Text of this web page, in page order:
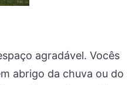
agradável. Vocês
abrigo da chuva ou do